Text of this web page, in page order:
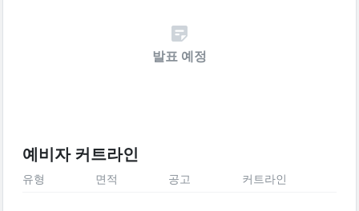
발표 예정
예비자 커트라인
유형 면적 공고 커트라인